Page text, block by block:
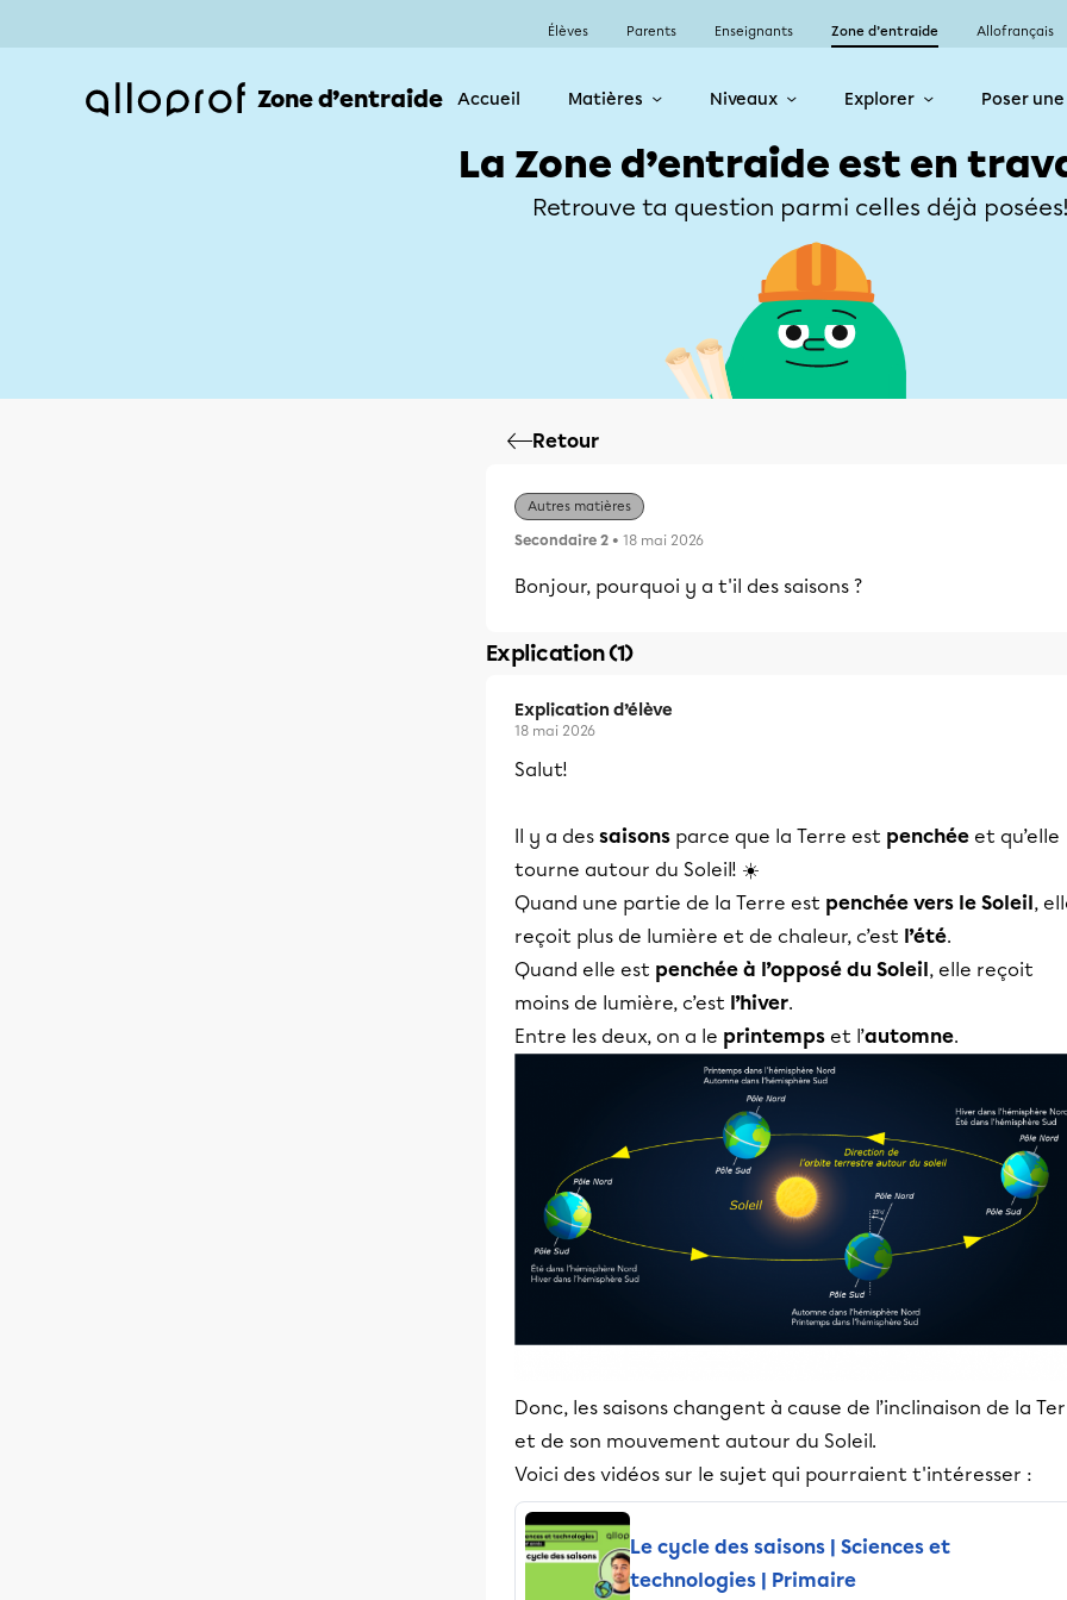
Élèves Parents Enseignants Zone d’entraide Allofrançais
Zone d’entraide Accueil Matières Niveaux Explorer Poser
La Zone d’entraide est en
Retrouve ta question parmi celles déjà
Retour
Autres matières
Secondaire 2 • 18 mai 2026
Bonjour, pourquoi y a t'il des saisons ?
Explication (1)
Explication d’élève
18 mai 2026
Salut!
Il y a des saisons parce que la Terre est penchée et qu’elle
tourne autour du Soleil! ☀️
Quand une partie de la Terre est penchée vers le Soleil,
reçoit plus de lumière et de chaleur, c’est l’été.
Quand elle est penchée à l’opposé du Soleil, elle reçoit
moins de lumière, c’est l’hiver.
Entre les deux, on a le printemps et l’automne.
Donc, les saisons changent à cause de l’inclinaison de la
et de son mouvement autour du Soleil.
Voici des vidéos sur le sujet qui pourraient t'intéresser :
Le cycle des saisons | Sciences et
technologies | Primaire